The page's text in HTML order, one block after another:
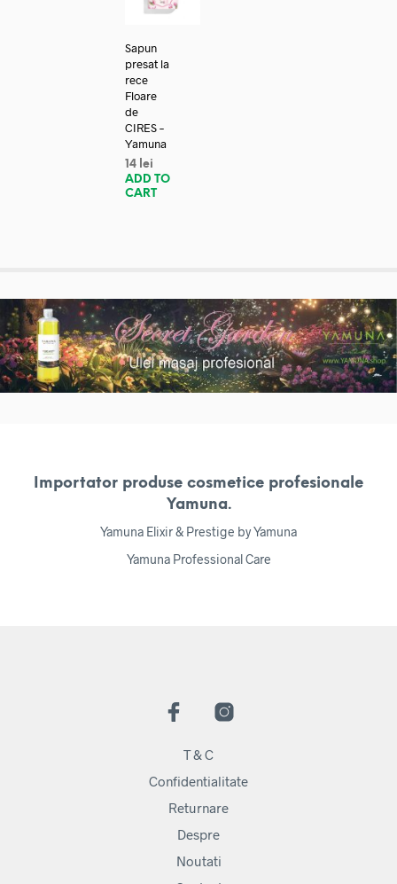
Sapun
presat la
rece
Floare
de
CIRES –
Yamuna
14 lei
ADD TO
CART
Importator produse cosmetice profesionale
Yamuna.
Yamuna Elixir & Prestige by Yamuna
Yamuna Professional Care
T & C
Confidentialitate
Returnare
Despre
Noutati